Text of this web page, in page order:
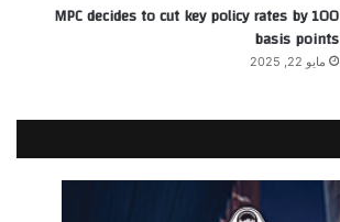
MPC decides to cut key policy rates by 100
basis points
مايو 22, 2025